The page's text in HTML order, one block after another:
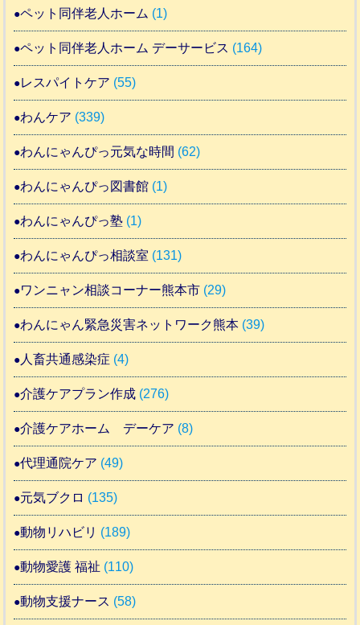
ペット同伴老人ホーム (1)
ペット同伴老人ホーム デーサービス (164)
レスパイトケア (55)
わんケア (339)
わんにゃんぴっ元気な時間 (62)
わんにゃんぴっ図書館 (1)
わんにゃんぴっ塾 (1)
わんにゃんぴっ相談室 (131)
ワンニャン相談コーナー熊本市 (29)
わんにゃん緊急災害ネットワーク熊本 (39)
人畜共通感染症 (4)
介護ケアプラン作成 (276)
介護ケアホーム デーケア (8)
代理通院ケア (49)
元気ブクロ (135)
動物リハビリ (189)
動物愛護 福祉 (110)
動物支援ナース (58)